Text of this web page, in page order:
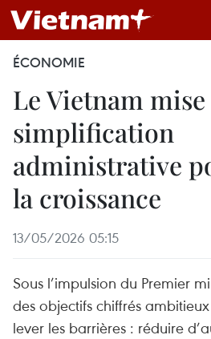
ÉCONOMIE
Le Vietnam
simplification
administrative
la croissance
13/05/2026 05:15
Sous l’impulsion du Premier
des objectifs chiffrés
lever les barrières : réduire